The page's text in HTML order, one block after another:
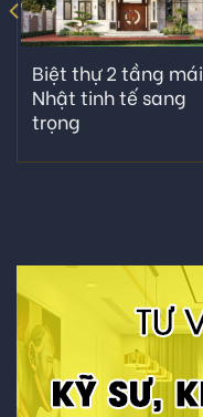
Biệt thự 2 tầng mái
Nhật tinh tế sang
trọng